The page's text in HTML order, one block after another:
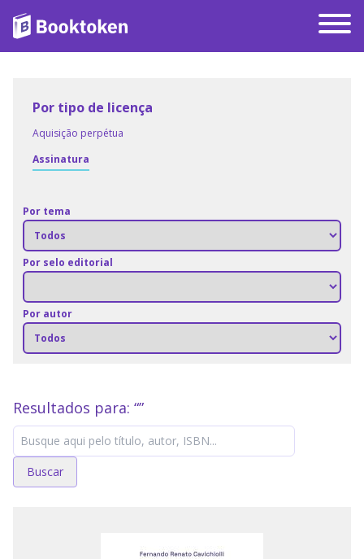
Por tipo de licença
Aquisição perpétua
Assinatura
Por tema
Por selo editorial
Por autor
Resultados para: “”
Buscar